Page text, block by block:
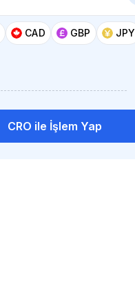
CAD GBP JPY
CRO ile İşlem Yap